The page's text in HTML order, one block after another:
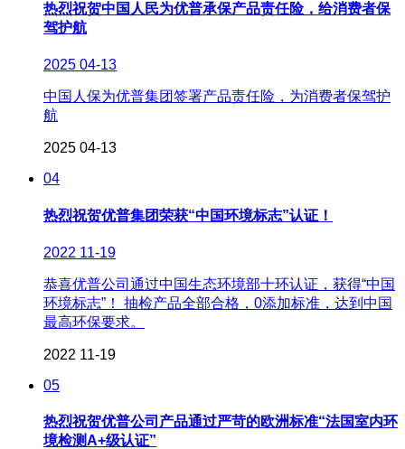
热烈祝贺中国人民为优普承保产品责任险，给消费者保
驾护航
2025 04-13
中国人保为优普集团签署产品责任险，为消费者保驾护
航
2025 04-13
04
热烈祝贺优普集团荣获“中国环境标志”认证！
2022 11-19
恭喜优普公司通过中国生态环境部十环认证，获得“中国
环境标志”！ 抽检产品全部合格，0添加标准，达到中国
最高环保要求。
2022 11-19
05
热烈祝贺优普公司产品通过严苛的欧洲标准“法国室内环
境检测A+级认证”